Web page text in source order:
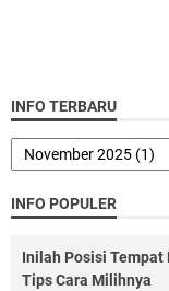
INFO TERBARU
INFO POPULER
Inilah Posisi Tempat
Tips Cara Milihnya